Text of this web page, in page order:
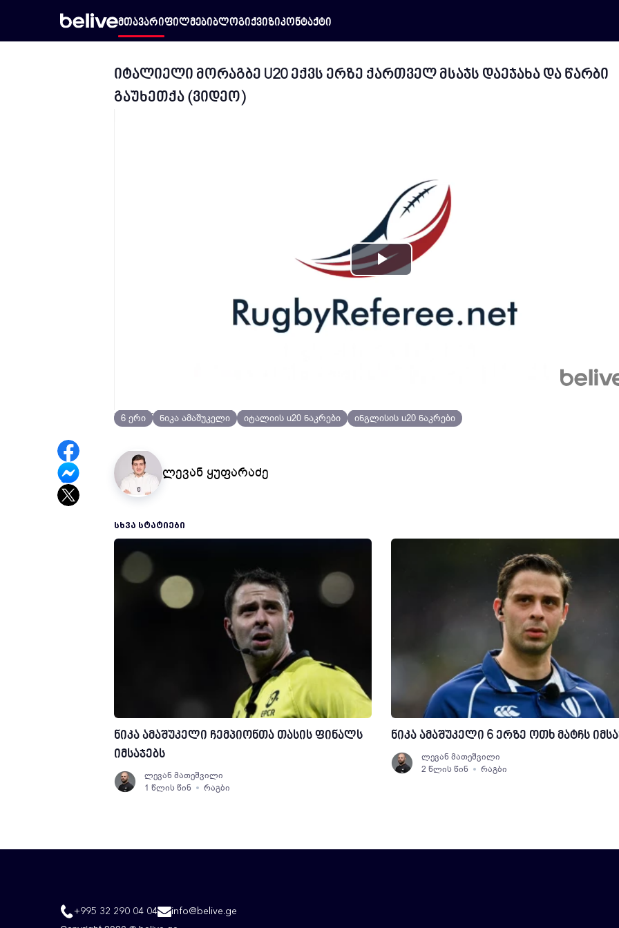
მთავარიფილმებიბლოგიქვიზიკონტაქტი
იტალიელი მორაგბე U20 ექვს ერზე ქართველ მსაჯს დაეჯახა და წარბი
გაუხეთქა (ვიდეო)
Play
Video
7 წლის წინ რაგბი
6 ერი ნიკა ამაშუკელი იტალიის u20 ნაკრები ინგლისის u20 ნაკრები
ლევან ყუფარაძე
ᲡᲮᲕᲐ ᲡᲢᲐᲢᲘᲔᲑᲘ
ნიკა ამაშუკელი ჩემპიონთა თასის ფინალს
იმსაჯებს
ლევან მათეშვილი
1 წლის წინ
რაგბი
ნიკა ამაშუკელი 6 ერზე ოთხ მატჩს
ლევან მათეშვილი
2 წლის წინ
რაგბი
+995 32 290 04 04 info@belive.ge